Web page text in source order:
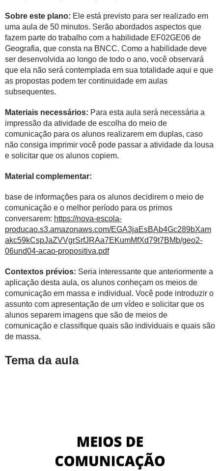
Sobre este plano: Ele está previsto para ser realizado em
uma aula de 50 minutos. Serão abordados aspectos que
fazem parte do trabalho com a habilidade EF02GE06 de
Geografia, que consta na BNCC. Como a habilidade deve
ser desenvolvida ao longo de todo o ano, você observará
que ela não será contemplada em sua totalidade aqui e que
as propostas podem ter continuidade em aulas
subsequentes.
Materiais necessários: Para esta aula será necessária a
impressão da atividade de escolha do meio de
comunicação para os alunos realizarem em duplas, caso
não consiga imprimir você pode passar a atividade da lousa
e solicitar que os alunos copiem.
Material complementar:
base de informações para os alunos decidirem o meio de
comunicação e o melhor período para os primos
conversarem: https://nova-escola-
producao.s3.amazonaws.com/EGA3jaEsBAb4Gc289bXam
akc59kCspJaZVVgrSrfJRAa7EKumMfXd79t7BMb/geo2-
06und04-acao-propositiva.pdf
Contextos prévios: Seria interessante que anteriormente a
aplicação desta aula, os alunos conheçam os meios de
comunicação em massa e individual. Você pode introduzir o
assunto com apresentação de um vídeo e solicitar que os
alunos separem imagens que são de meios de
comunicação e classifique quais são individuais e quais são
de massa.
Tema da aula